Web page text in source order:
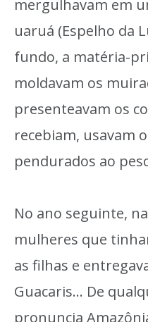
mergulhavam em
uaruá (Espelho da
fundo, a matéria-
moldavam os
presenteavam os
recebiam, usavam
pendurados ao
No ano seguinte,
mulheres que
as filhas e
Guacaris… De
pronuncia